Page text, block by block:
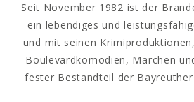
Seit November 1982 ist der
ein lebendiges und
und mit seinen
Boulevardkomödien, Märchen
fester Bestandteil der